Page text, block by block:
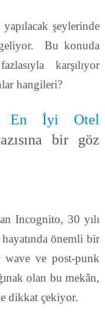
şeylerinde
geliyor. Bu konuda
karşılıyor
hangileri?
En İyi Otel
bir göz
Incognito, 30 yılı
önemli bir
ve post-punk
olan bu mekân,
dikkat çekiyor.